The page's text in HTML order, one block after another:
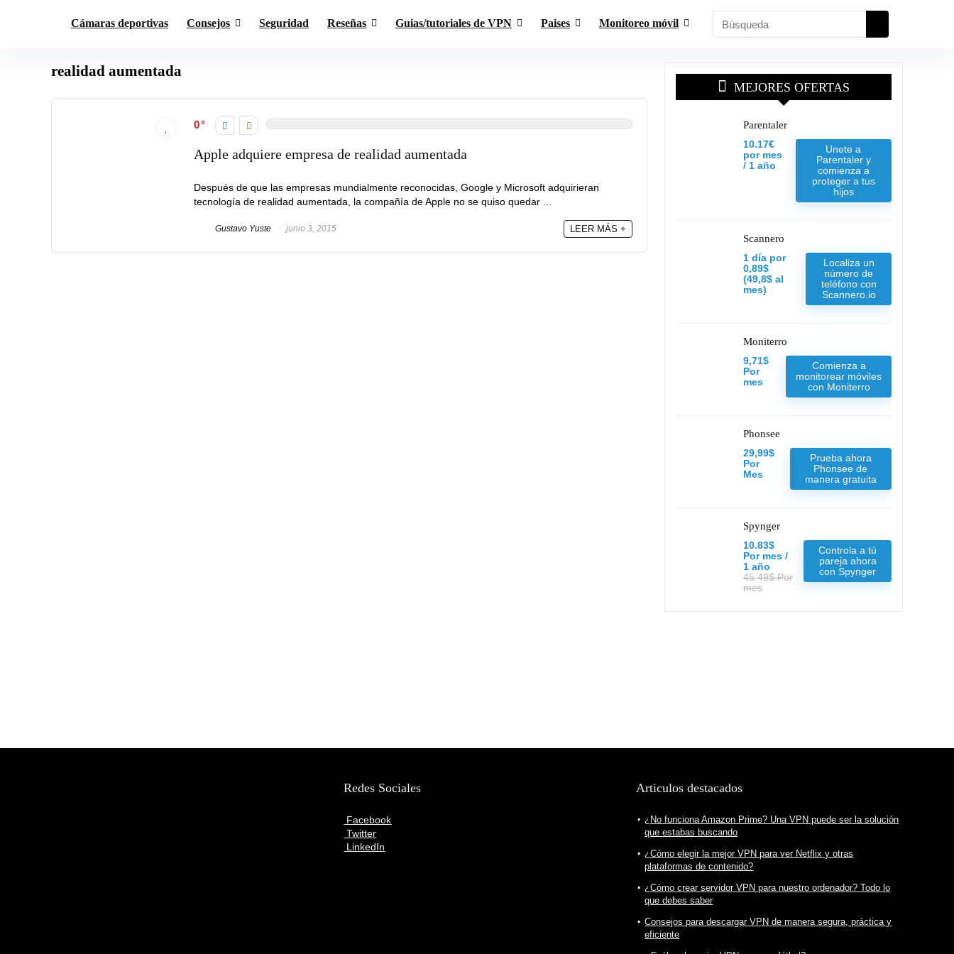
Cámaras deportivas Consejos Seguridad Reseñas Guias/tutoriales de VPN Paises Monitoreo móvil
realidad aumentada
0
Apple adquiere empresa de realidad aumentada
Después de que las empresas mundialmente reconocidas, Google y Microsoft adquirieran
tecnología de realidad aumentada, la compañía de Apple no se quiso quedar ...
Gustavo Yuste junio 3, 2015 LEER MÁS +
MEJORES OFERTAS
Parentaler
10.17€
por mes
/ 1 año
Unete a
Parentaler y
comienza a
proteger a tus
hijos
Scannero
1 día por
0,89$
(49,8$ al
mes)
Localiza un
número de
teléfono con
Scannero.io
Moniterro
9,71$
Por
mes
Comienza a
monitorear móviles
con Moniterro
Phonsee
29,99$
Por
Mes
Prueba ahora
Phonsee de
manera gratuita
Spynger
10.83$
Por mes /
1 año
45.49$ Por
mes
Controla a tú
pareja ahora
con Spynger
Redes Sociales
Facebook
Twitter
LinkedIn
Articulos destacados
¿No funciona Amazon Prime? Una VPN puede ser la solución
que estabas buscando
¿Cómo elegir la mejor VPN para ver Netflix y otras
plataformas de contenido?
¿Cómo crear servidor VPN para nuestro ordenador? Todo lo
que debes saber
Consejos para descargar VPN de manera segura, práctica y
eficiente